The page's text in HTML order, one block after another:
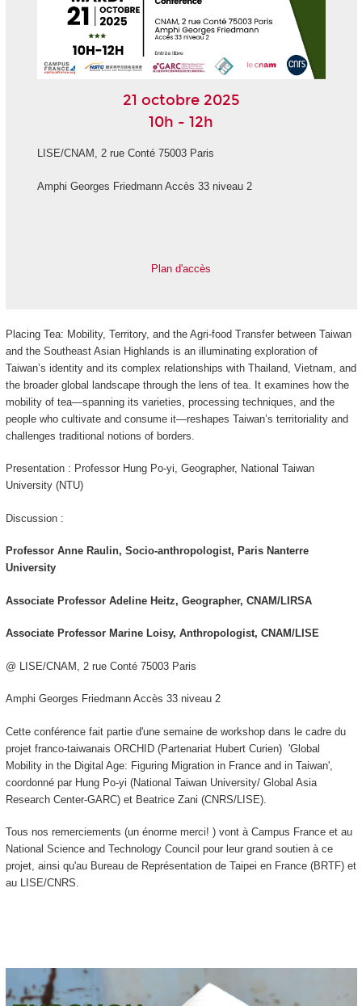
21 octobre 2025
10h - 12h
LISE/CNAM, 2 rue Conté 75003 Paris
Amphi Georges Friedmann Accès 33 niveau 2
Plan d'accès
Placing Tea: Mobility, Territory, and the Agri-food Transfer between Taiwan
and the Southeast Asian Highlands is an illuminating exploration of
Taiwan’s identity and its complex relationships with Thailand, Vietnam, and
the broader global landscape through the lens of tea. It examines how the
mobility of tea—spanning its varieties, processing techniques, and the
people who cultivate and consume it—reshapes Taiwan’s territoriality and
challenges traditional notions of borders.
Presentation : Professor Hung Po-yi, Geographer, National Taiwan
University (NTU)
Discussion :
Professor Anne Raulin, Socio-anthropologist, Paris Nanterre
University
Associate Professor Adeline Heitz, Geographer, CNAM/LIRSA
Associate Professor Marine Loisy, Anthropologist, CNAM/LISE
@ LISE/CNAM, 2 rue Conté 75003 Paris
Amphi Georges Friedmann Accès 33 niveau 2
Cette conférence fait partie d'une semaine de workshop dans le cadre du
projet franco-taiwanais ORCHID (Partenariat Hubert Curien) 'Global
Mobility in the Digital Age: Figuring Migration in France and in Taiwan',
coordonné par Hung Po-yi (National Taiwan University/ Global Asia
Research Center-GARC) et Beatrice Zani (CNRS/LISE).
Tous nos remerciements (un énorme merci! ) vont à Campus France et au
National Science and Technology Council pour leur grand soutien à ce
projet, ainsi qu'au Bureau de Représentation de Taipei en France (BRTF) et
au LISE/CNRS.